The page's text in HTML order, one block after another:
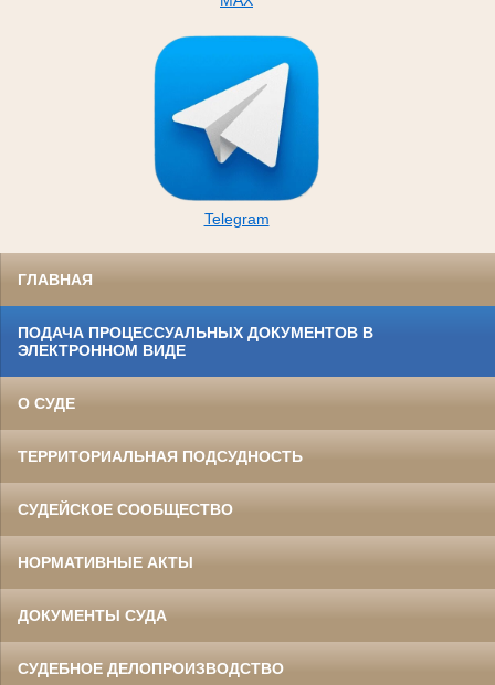
Telegram
ГЛАВНАЯ
ПОДАЧА ПРОЦЕССУАЛЬНЫХ ДОКУМЕНТОВ В
ЭЛЕКТРОННОМ ВИДЕ
О СУДЕ
ТЕРРИТОРИАЛЬНАЯ ПОДСУДНОСТЬ
СУДЕЙСКОЕ СООБЩЕСТВО
НОРМАТИВНЫЕ АКТЫ
ДОКУМЕНТЫ СУДА
СУДЕБНОЕ ДЕЛОПРОИЗВОДСТВО